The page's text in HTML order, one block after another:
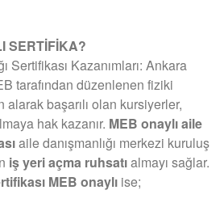
SERTİFİKA?
Sertifikası Kazanımları: Ankara
tarafından düzenlenen fiziki
alarak başarılı olan kursiyerler,
hak kazanır. MEB onaylı aile
aile danışmanlığı merkezi kuruluş
iş yeri açma ruhsatıalmayı sağlar.
MEB onaylı ise;